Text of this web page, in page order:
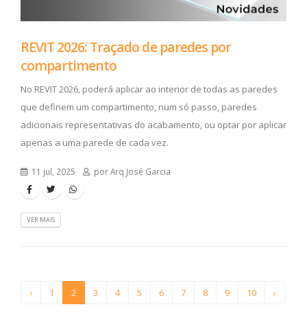
REVIT 2026: Traçado de paredes por
compartimento
No REVIT 2026, poderá aplicar ao interior de todas as paredes
que definem um compartimento, num só passo, paredes
adicionais representativas do acabamento, ou optar por aplicar
apenas a uma parede de cada vez.
11 jul, 2025 por Arq José Garcia
VER MAIS
‹ 1 2 3 4 5 6 7 8 9 10 ›